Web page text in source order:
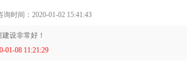
询时间：2020-01-02 15:41:43
设非常好！
01-08 11:21:29